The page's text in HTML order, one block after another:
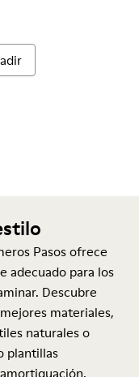
Pasos ofrece
adecuado para los
Descubre
materiales,
naturales o
plantillas